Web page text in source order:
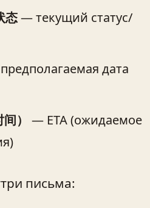
态— текущий статус/
дата
）
— ETA (ожидаемое
письма: